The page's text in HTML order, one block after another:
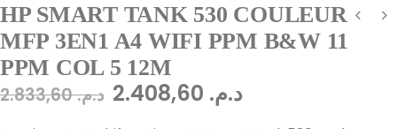
HP SMART TANK 530 COULEUR
MFP 3EN1 A4 WIFI PPM B&W 11
PPM COL 5 12M
د.م.2.833,60 د.م.